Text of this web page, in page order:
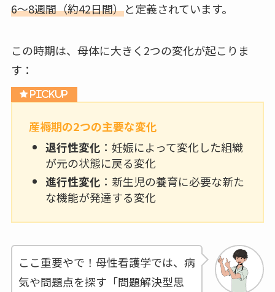
6～8週間（約42日間）と定義されています。
この時期は、母体に大きく2つの変化が起こりま
す：
産褥期の2つの主要な変化
退行性変化 ：妊娠によって変化した組織
が元の状態に戻る変化
進行性変化 ：新生児の養育に必要な新た
な機能が発達する変化
ここ重要やで！母性看護学では、病
気や問題点を探す「問題解決型思